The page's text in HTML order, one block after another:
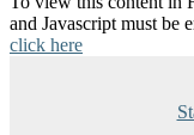
and Javascript must be
click here